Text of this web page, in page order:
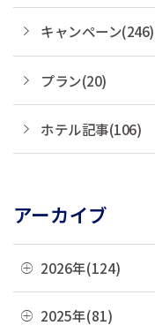
キャンペーン(246)
プラン(20)
ホテル記事(106)
アーカイブ
2026年(124)
08月(3)
2025年(81)